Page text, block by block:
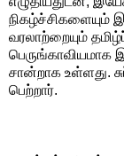
நிகழ்ச்சிகளையும்
வரலாற்றையும்
பெருங்காவியமாக
சான்றாக உள்ளது.
பெற்றார்.